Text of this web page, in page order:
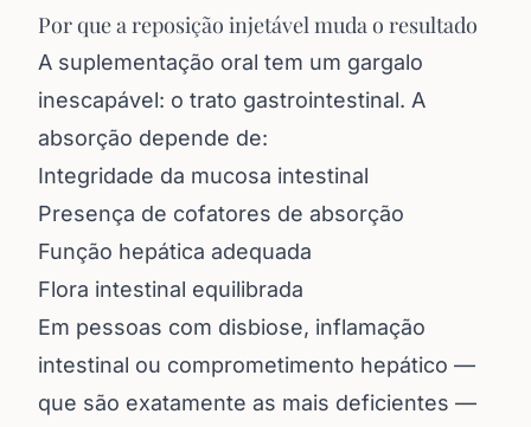
Por que a reposição injetável muda o resultado
A suplementação oral tem um gargalo
inescapável: o trato gastrointestinal. A
absorção depende de:
Integridade da mucosa intestinal
Presença de cofatores de absorção
Função hepática adequada
Flora intestinal equilibrada
Em pessoas com disbiose, inflamação
intestinal ou comprometimento hepático —
que são exatamente as mais deficientes —